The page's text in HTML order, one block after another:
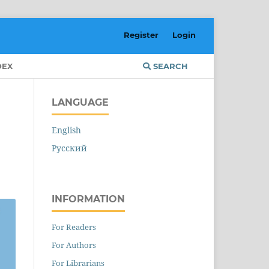
SEARCH
Register Login
LANGUAGE
English
Русский
INFORMATION
For Readers
For Authors
For Librarians